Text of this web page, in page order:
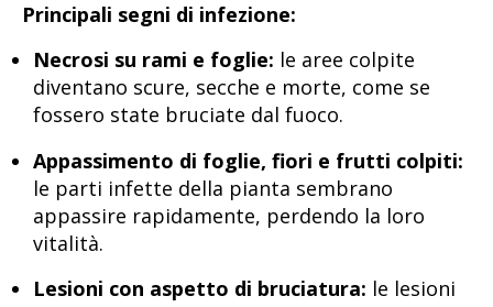
Principali segni di infezione:
Necrosi su rami e foglie: le aree colpite
diventano scure, secche e morte, come se
fossero state bruciate dal fuoco.
Appassimento di foglie, fiori e frutti colpiti:
le parti infette della pianta sembrano
appassire rapidamente, perdendo la loro
vitalità.
Lesioni con aspetto di bruciatura: le lesioni